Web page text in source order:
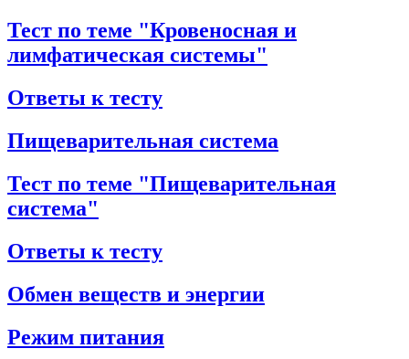
Тест по теме "Кровеносная и
лимфатическая системы"
Ответы к тесту
Пищеварительная система
Тест по теме "Пищеварительная
система"
Ответы к тесту
Обмен веществ и энергии
Режим питания